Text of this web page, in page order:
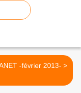
FONTANET -février 2013- >